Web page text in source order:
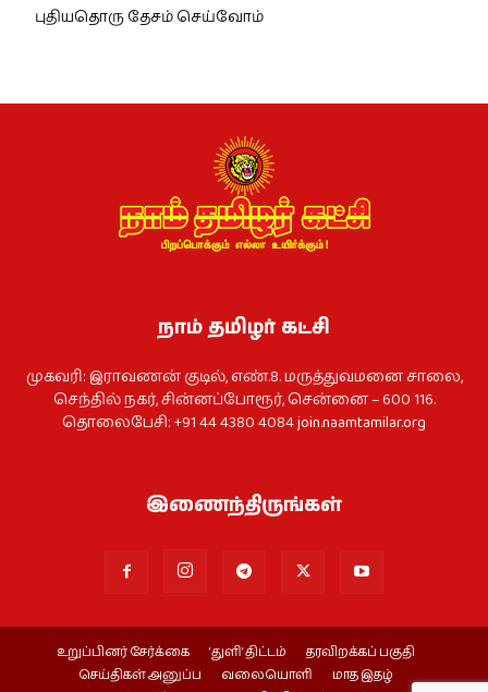
புதியதொரு தேசம் செய்வோம்
நாம் தமிழர் கட்சி
முகவரி: இராவணன் குடில், எண்.8. மருத்துவமனை சாலை,
செந்தில் நகர், சின்னப்போரூர், சென்னை – 600 116.
தொலைபேசி: +91 44 4380 4084join.naamtamilar.org
இணைந்திருங்கள்
உறுப்பினர் சேர்க்கை ‘துளி’ திட்டம்
தரவிறக்கப் பகுதி
செய்திகள் அனுப்ப
வலையொளி
மாத இதழ்